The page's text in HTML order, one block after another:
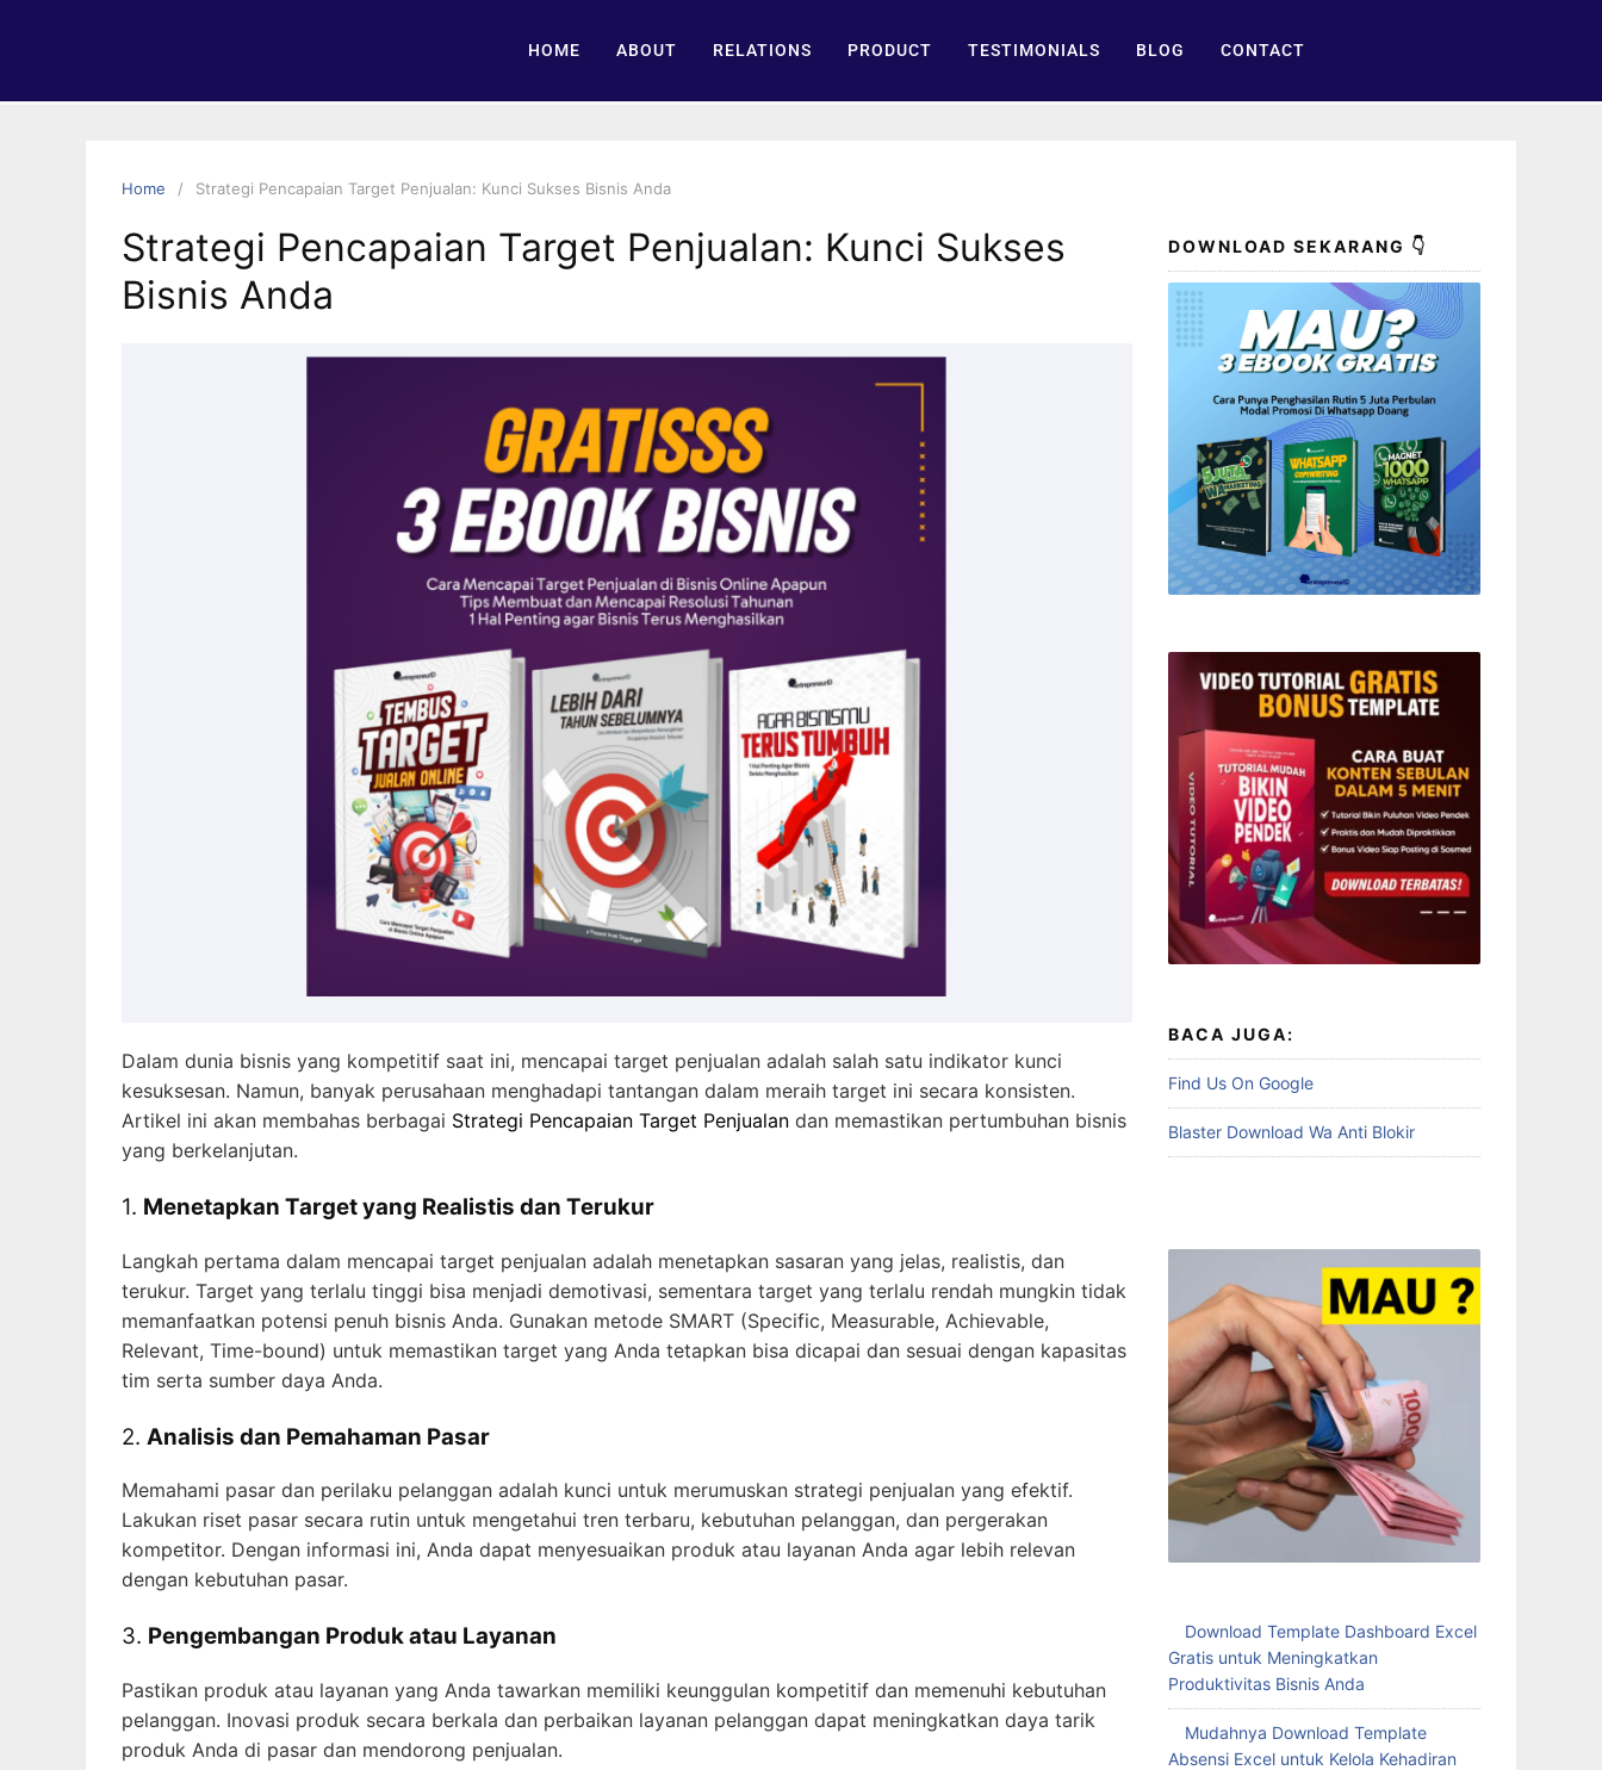
HOME ABOUT RELATIONS PRODUCT TESTIMONIALS BLOG CONTACT
Home Strategi Pencapaian Target Penjualan: Kunci Sukses Bisnis Anda
Strategi Pencapaian Target Penjualan: Kunci Sukses
Bisnis Anda
Dalam dunia bisnis yang kompetitif saat ini, mencapai target penjualan adalah salah satu indikator kunci
kesuksesan. Namun, banyak perusahaan menghadapi tantangan dalam meraih target ini secara konsisten.
Artikel ini akan membahas berbagai Strategi Pencapaian Target Penjualan dan memastikan pertumbuhan bisnis
yang berkelanjutan.
1. Menetapkan Target yang Realistis dan Terukur
Langkah pertama dalam mencapai target penjualan adalah menetapkan sasaran yang jelas, realistis, dan
terukur. Target yang terlalu tinggi bisa menjadi demotivasi, sementara target yang terlalu rendah mungkin tidak
memanfaatkan potensi penuh bisnis Anda. Gunakan metode SMART (Specific, Measurable, Achievable,
Relevant, Time-bound) untuk memastikan target yang Anda tetapkan bisa dicapai dan sesuai dengan kapasitas
tim serta sumber daya Anda.
2. Analisis dan Pemahaman Pasar
Memahami pasar dan perilaku pelanggan adalah kunci untuk merumuskan strategi penjualan yang efektif.
Lakukan riset pasar secara rutin untuk mengetahui tren terbaru, kebutuhan pelanggan, dan pergerakan
kompetitor. Dengan informasi ini, Anda dapat menyesuaikan produk atau layanan Anda agar lebih relevan
dengan kebutuhan pasar.
3. Pengembangan Produk atau Layanan
Pastikan produk atau layanan yang Anda tawarkan memiliki keunggulan kompetitif dan memenuhi kebutuhan
pelanggan. Inovasi produk secara berkala dan perbaikan layanan pelanggan dapat meningkatkan daya tarik
produk Anda di pasar dan mendorong penjualan.
DOWNLOAD SEKARANG 👇
BACA JUGA:
Find Us On Google
Blaster Download Wa Anti Blokir
Download Template Dashboard Excel
Gratis untuk Meningkatkan
Produktivitas Bisnis Anda
Mudahnya Download Template
Absensi Excel untuk Kelola Kehadiran